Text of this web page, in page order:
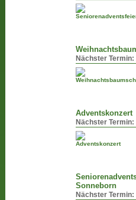
Nächster Termin:
Adventskonzert
Nächster Termin:
Sonneborn
Nächster Termin: